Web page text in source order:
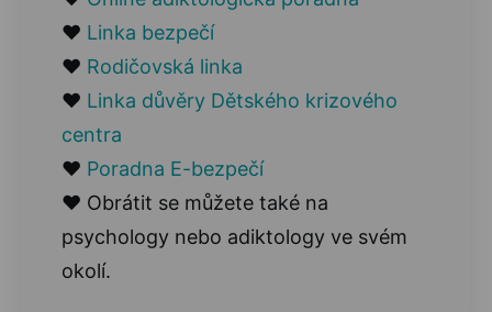
♥ Linka bezpečí
♥ Rodičovská linka
♥ Linka důvěry Dětského krizového
centra
♥ Poradna E-bezpečí
♥ Obrátit se můžete také na
psychology nebo adiktology ve svém
okolí.